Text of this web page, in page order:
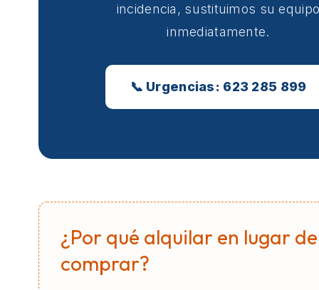
incidencia, sustituimos su
inmediatamente.
📞 Urgencias: 623 285 899
¿Por qué alquilar en lugar de
comprar?